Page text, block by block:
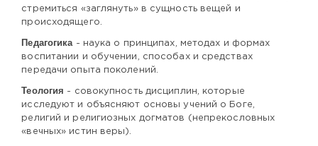
стремиться «заглянуть» в сущность вещей и
происходящего.
Педагогика - наука о принципах, методах и формах
воспитании и обучении, способах и средствах
передачи опыта поколений.
Теология - совокупность дисциплин, которые
исследуют и объясняют основы учений о Боге,
религий и религиозных догматов (непрекословных
«вечных» истин веры).